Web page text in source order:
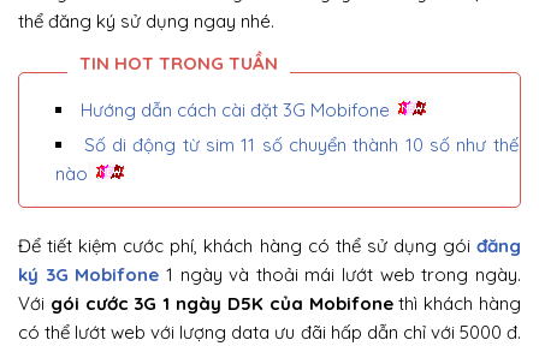
thể đăng ký sử dụng ngay nhé.
Hướng dẫn cách cài đặt 3G Mobifone
Số di động từ sim 11 số chuyển thành 10 số như thế
nào
Để tiết kiệm cước phí, khách hàng có thể sử dụng gói đăng
ký 3G Mobifone 1 ngày và thoải mái lướt web trong ngày.
Với gói cước 3G 1 ngày D5K của Mobifonethì khách hàng
có thể lướt web với lượng data ưu đãi hấp dẫn chỉ với 5000 đ.